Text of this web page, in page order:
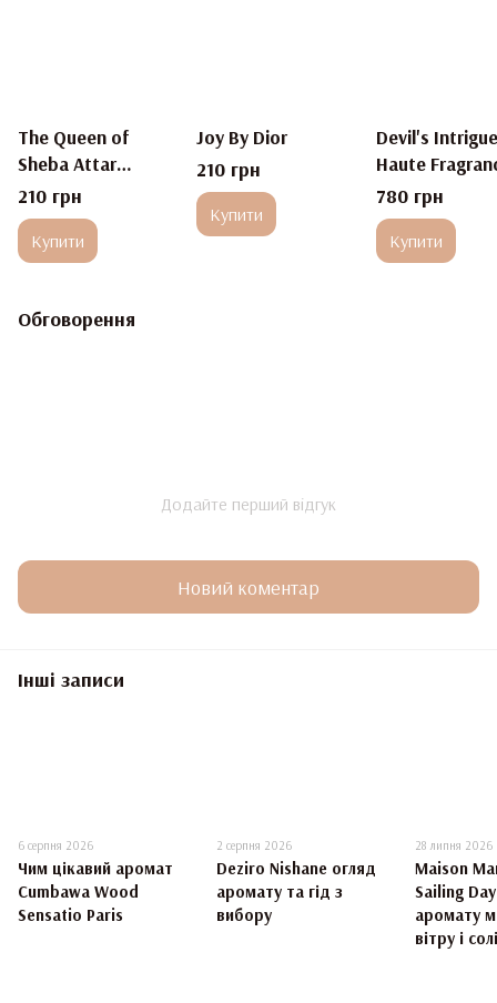
The Queen of
Sheba Attar
Collection
210 грн
Купити
Joy By Dior
210 грн
Купити
Devil's Intrigue
Haute
Company HFC
780 грн
Купити
Обговорення
Додайте перший відгук
Новий коментар
Інші записи
6 серпня 2026
Чим цікавий аромат
Cumbawa Wood
Sensatio Paris
2 серпня 2026
Deziro Nishane огляд
аромату та гід з
вибору
28 липня 2026
Maison
Sailing
аромату
вітру і